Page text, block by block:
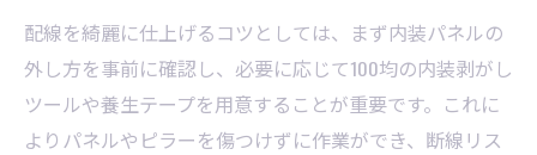
配線隠しでリアまで美観を守るドラレコ取
付実践法
リア配線むき出しを防ぐドライブレコーダ
ー取付術
配線を綺麗に仕上げるコツとしては、まず内装パネルの
外し方を事前に確認し、必要に応じて100均の内装剥がし
ツールや養生テープを用意することが重要です。これに
よりパネルやピラーを傷つけずに作業ができ、断線リス